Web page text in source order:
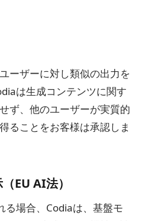
ーザーに対し類似の出力を
は生成コンテンツに関す
ず、他のユーザーが実質的
ることをお客様は承認しま
EU AI法）
る場合、Codiaは、基盤モ